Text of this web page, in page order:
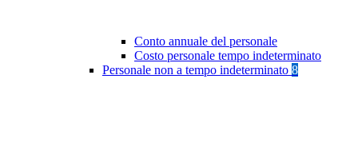
Conto annuale del personale
Costo personale tempo indeterminato
Personale non a tempo indeterminato 8